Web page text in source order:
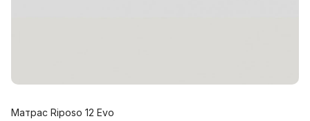
Матрас Riposo 12 Evo